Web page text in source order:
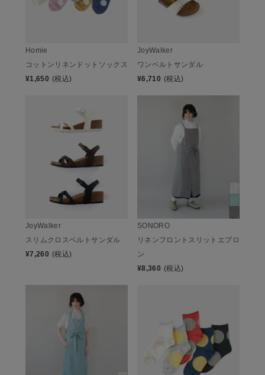
Homie
コットンリネンドットソックス
¥1,650 (税込)
JoyWalker
ワンベルトサンダル
¥6,710 (税込)
JoyWalker
スリムクロスベルトサンダル
¥7,260 (税込)
SONORO
リネンフロントスリットエプロ
ン
¥8,360 (税込)